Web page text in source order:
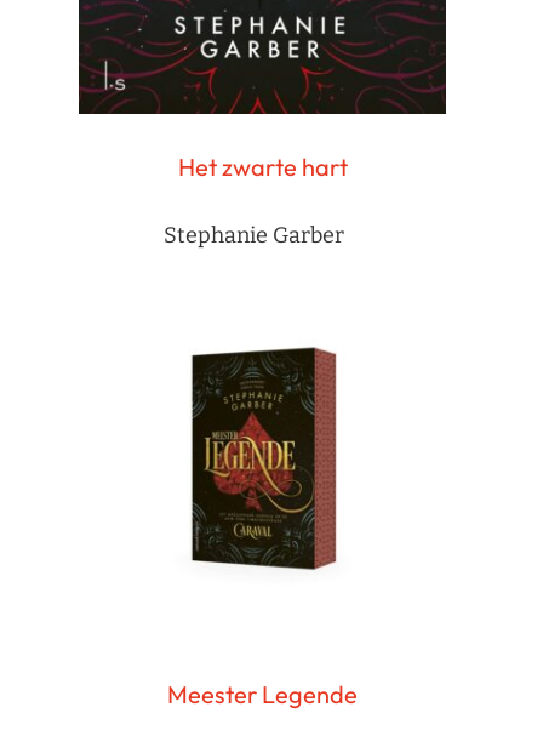
Het zwarte hart
Stephanie Garber
Meester Legende